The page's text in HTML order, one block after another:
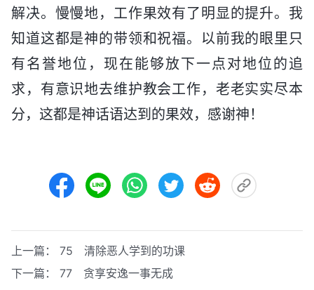
解决。慢慢地，工作果效有了明显的提升。我
知道这都是神的带领和祝福。以前我的眼里只
有名誉地位，现在能够放下一点对地位的追
求，有意识地去维护教会工作，老老实实尽本
分，这都是神话语达到的果效，感谢神！
上一篇： 75 清除恶人学到的功课
下一篇： 77 贪享安逸一事无成